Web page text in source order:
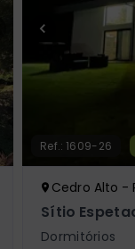
Ref.: 1609-26
Cedro Alto -
Sítio
Dormitórios